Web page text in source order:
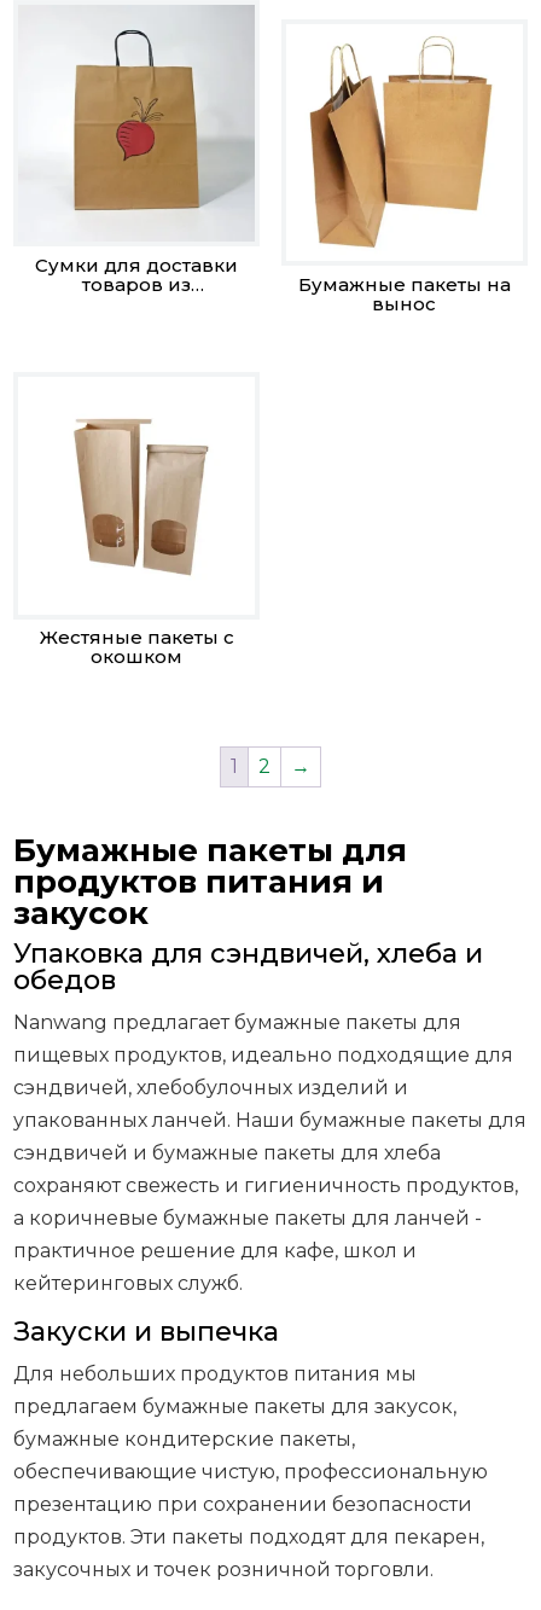
Сумки для доставки
товаров из
Бумажные пакеты на
вынос
Жестяные пакеты с
окошком
1 2 →
Бумажные пакеты для
продуктов питания и
закусок
Упаковка для сэндвичей, хлеба и
обедов
Nanwang предлагает бумажные пакеты для
пищевых продуктов, идеально подходящие для
сэндвичей, хлебобулочных изделий и
упакованных ланчей. Наши бумажные пакеты для
сэндвичей и бумажные пакеты для хлеба
сохраняют свежесть и гигиеничность продуктов,
а коричневые бумажные пакеты для ланчей -
практичное решение для кафе, школ и
кейтеринговых служб.
Закуски и выпечка
Для небольших продуктов питания мы
предлагаем бумажные пакеты для закусок,
бумажные кондитерские пакеты,
обеспечивающие чистую, профессиональную
презентацию при сохранении безопасности
продуктов. Эти пакеты подходят для пекарен,
закусочных и точек розничной торговли.